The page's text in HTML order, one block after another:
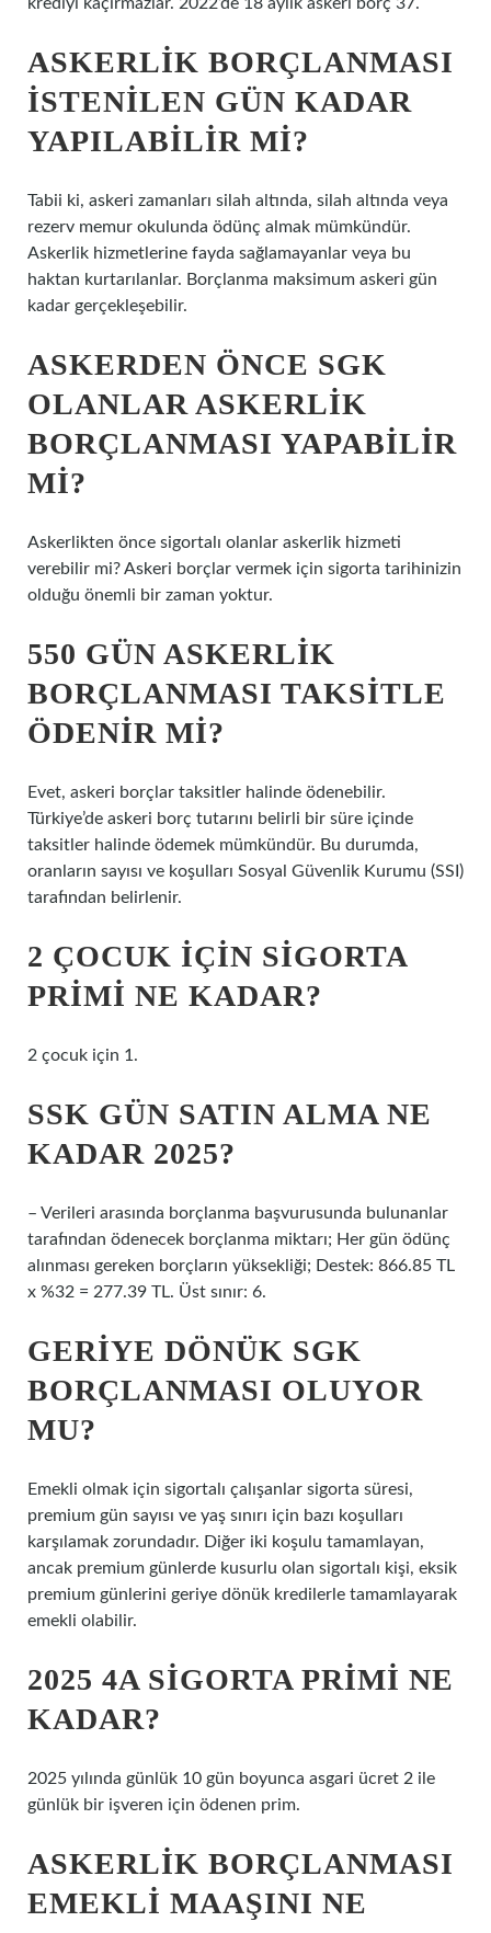
ASKERLIK BORÇLANMASI
ISTENILEN GÜN KADAR
YAPILABILIR MI?
Tabii ki, askeri zamanları silah altında, silah altında veya
rezerv memur okulunda ödünç almak mümkündür.
Askerlik hizmetlerine fayda sağlamayanlar veya bu
haktan kurtarılanlar. Borçlanma maksimum askeri gün
kadar gerçekleşebilir.
ASKERDEN ÖNCE SGK
OLANLAR ASKERLIK
BORÇLANMASI YAPABILIR
MI?
Askerlikten önce sigortalı olanlar askerlik hizmeti
verebilir mi? Askeri borçlar vermek için sigorta tarihinizin
olduğu önemli bir zaman yoktur.
550 GÜN ASKERLIK
BORÇLANMASI TAKSITLE
ÖDENIR MI?
Evet, askeri borçlar taksitler halinde ödenebilir.
Türkiye’de askeri borç tutarını belirli bir süre içinde
taksitler halinde ödemek mümkündür. Bu durumda,
oranların sayısı ve koşulları Sosyal Güvenlik Kurumu (SSI)
tarafından belirlenir.
2 ÇOCUK IÇIN SIGORTA
PRIMI NE KADAR?
2 çocuk için 1.
SSK GÜN SATIN ALMA NE
KADAR 2025?
– Verileri arasında borçlanma başvurusunda bulunanlar
tarafından ödenecek borçlanma miktarı; Her gün ödünç
alınması gereken borçların yüksekliği; Destek: 866.85 TL
x %32 = 277.39 TL. Üst sınır: 6.
GERIYE DÖNÜK SGK
BORÇLANMASI OLUYOR
MU?
Emekli olmak için sigortalı çalışanlar sigorta süresi,
premium gün sayısı ve yaş sınırı için bazı koşulları
karşılamak zorundadır. Diğer iki koşulu tamamlayan,
ancak premium günlerde kusurlu olan sigortalı kişi, eksik
premium günlerini geriye dönük kredilerle tamamlayarak
emekli olabilir.
2025 4A SIGORTA PRIMI NE
KADAR?
2025 yılında günlük 10 gün boyunca asgari ücret 2 ile
günlük bir işveren için ödenen prim.
ASKERLIK BORÇLANMASI
EMEKLI MAAŞINI NE